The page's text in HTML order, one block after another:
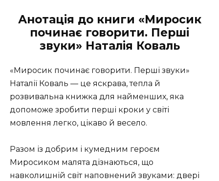
Анотація до книги «Миросик
починає говорити. Перші
звуки» Наталія Коваль
«Миросик починає говорити. Перші звуки»
Наталії Коваль — це яскрава, тепла й
розвивальна книжка для найменших, яка
допоможе зробити перші кроки у світі
мовлення легко, цікаво й весело.
Разом із добрим і кумедним героєм
Миросиком малята дізнаються, що
навколишній світ наповнений звуками: двері